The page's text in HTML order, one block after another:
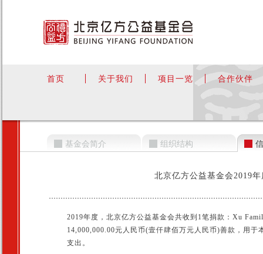
首页 关于我们 项目一览 合作伙伴
基金会简介 组织结构
北京亿方公益基金会2019
2019年度，北京亿方公益基金会共收到1笔捐款：Xu
14,000,000.00元人民币(壹仟肆佰万元人民币)善款，用于
支出。